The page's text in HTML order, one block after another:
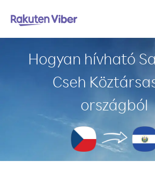
Hogyan hívható
Cseh
országból